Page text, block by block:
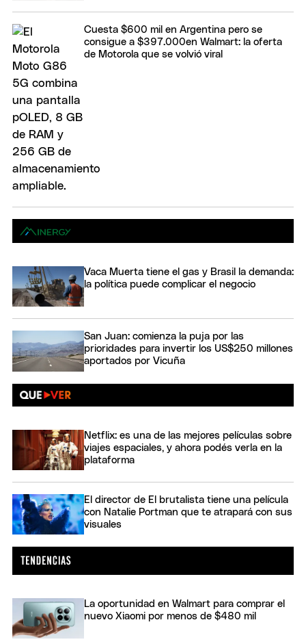
Cuesta $600 mil en Argentina pero se
consigue a $397.000en Walmart: la oferta
de Motorola que se volvió viral
Vaca Muerta tiene el gas y Brasil la demanda:
la política puede complicar el negocio
San Juan: comienza la puja por las
prioridades para invertir los US$250 millones
aportados por Vicuña
Netflix: es una de las mejores películas sobre
viajes espaciales, y ahora podés verla en la
plataforma
El director de El brutalista tiene una película
con Natalie Portman que te atrapará con sus
visuales
La oportunidad en Walmart para comprar el
nuevo Xiaomi por menos de $480 mil